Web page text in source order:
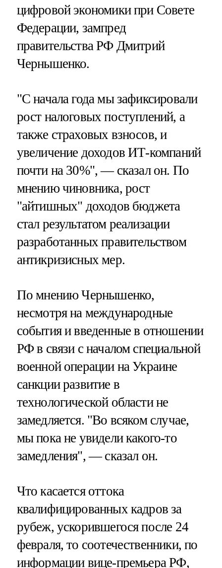
цифровой экономики при Совете
Федерации, зампред
правительства РФ Дмитрий
Чернышенко.
"С начала года мы зафиксировали
рост налоговых поступлений, а
также страховых взносов, и
увеличение доходов ИТ-компаний
почти на 30%", — сказал он. По
мнению чиновника, рост
"айтишных" доходов бюджета
стал результатом реализации
разработанных правительством
антикризисных мер.
По мнению Чернышенко,
несмотря на международные
события и введенные в отношении
РФ в связи с началом специальной
военной операции на Украине
санкции развитие в
технологической области не
замедляется. "Во всяком случае,
мы пока не увидели какого-то
замедления", — сказал он.
Что касается оттока
квалифицированных кадров за
рубеж, ускорившегося после 24
февраля, то соотечественники, по
информации вице-премьера РФ,